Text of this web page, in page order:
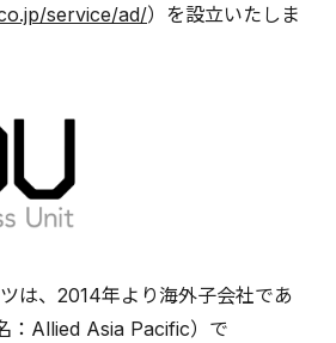
service/ad/）を設立いたしま
は、2014年より海外子会社であ
：Allied Asia Pacific）で